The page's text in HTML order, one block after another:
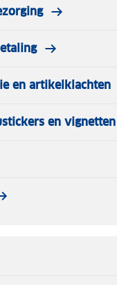
en artikelklachten
en vignetten